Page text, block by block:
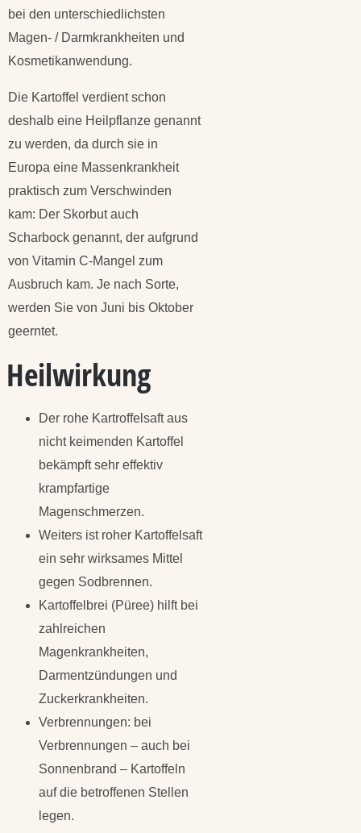
bei den unterschiedlichsten
Magen- / Darmkrankheiten und
Kosmetikanwendung.
Die Kartoffel verdient schon
deshalb eine Heilpflanze genannt
zu werden, da durch sie in
Europa eine Massenkrankheit
praktisch zum Verschwinden
kam: Der Skorbut auch
Scharbock genannt, der aufgrund
von Vitamin C-Mangel zum
Ausbruch kam. Je nach Sorte,
werden Sie von Juni bis Oktober
geerntet.
Heilwirkung
Der rohe Kartroffelsaft aus
nicht keimenden Kartoffel
bekämpft sehr effektiv
krampfartige
Magenschmerzen.
Weiters ist roher Kartoffelsaft
ein sehr wirksames Mittel
gegen Sodbrennen.
Kartoffelbrei (Püree) hilft bei
zahlreichen
Magenkrankheiten,
Darmentzündungen und
Zuckerkrankheiten.
Verbrennungen: bei
Verbrennungen – auch bei
Sonnenbrand – Kartoffeln
auf die betroffenen Stellen
legen.